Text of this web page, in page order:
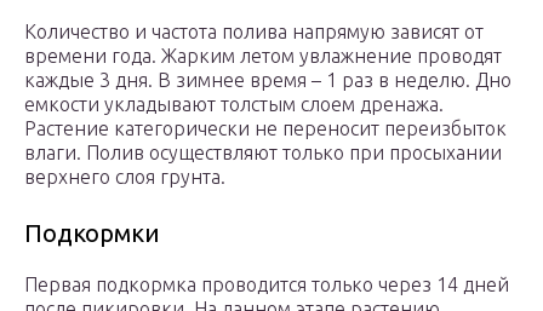
Количество и частота полива напрямую зависят от
времени года. Жарким летом увлажнение проводят
каждые 3 дня. В зимнее время – 1 раз в неделю. Дно
емкости укладывают толстым слоем дренажа.
Растение категорически не переносит переизбыток
влаги. Полив осуществляют только при просыхании
верхнего слоя грунта.
Подкормки
Первая подкормка проводится только через 14 дней